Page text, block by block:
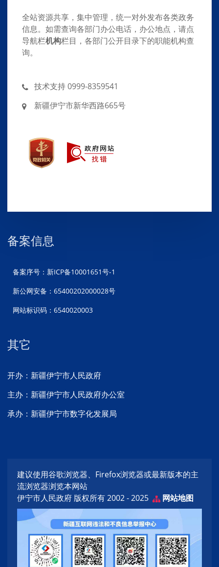
全站资源共享，集中管理，统一对外发布各类政务
信息。如需查询各部门办公电话，办公地点，请点
导航栏机构栏目，各部门公开目录下的职能机构查
询。
技术支持 0999-8359541
新疆伊宁市新华西路665号
备案信息
备案序号：新ICP备10001651号-1
新公网安备：65400202000028号
网站标识码：6540020003
其它
开办：新疆伊宁市人民政府
主办：新疆伊宁市人民政府办公室
承办：新疆伊宁市数字化发展局
建议使用谷歌浏览器、Firefox浏览器或最新版本的主
流浏览器浏览本网站
伊宁市人民政府 版权所有 2002 - 2025
网站地图